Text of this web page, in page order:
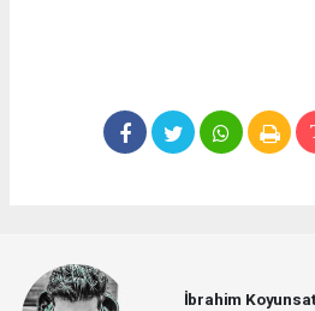
İbrahim